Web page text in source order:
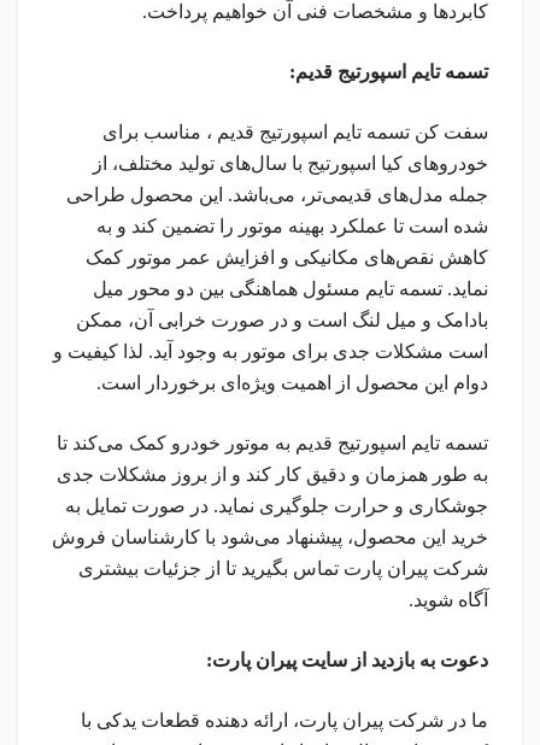
کابردها و مشخصات فنی آن خواهیم پرداخت.
تسمه تایم اسپورتیج قدیم:
سفت کن تسمه تایم اسپورتیج قدیم ، مناسب برای
خودروهای کیا اسپورتیج با سال‌های تولید مختلف، از
جمله مدل‌های قدیمی‌تر، می‌باشد. این محصول طراحی
شده است تا عملکرد بهینه موتور را تضمین کند و به
کاهش نقص‌های مکانیکی و افزایش عمر موتور کمک
نماید. تسمه تایم مسئول هماهنگی بین دو محور میل
بادامک و میل لنگ است و در صورت خرابی آن، ممکن
است مشکلات جدی برای موتور به وجود آید. لذا کیفیت و
دوام این محصول از اهمیت ویژه‌ای برخوردار است.
تسمه تایم اسپورتیج قدیم به موتور خودرو کمک می‌کند تا
به طور همزمان و دقیق کار کند و از بروز مشکلات جدی
جوشکاری و حرارت جلوگیری نماید. در صورت تمایل به
خرید این محصول، پیشنهاد می‌شود با کارشناسان فروش
شرکت پیران پارت تماس بگیرید تا از جزئیات بیشتری
آگاه شوید.
دعوت به بازدید از سایت پیران پارت:
ما در شرکت پیران پارت، ارائه دهنده قطعات یدکی با